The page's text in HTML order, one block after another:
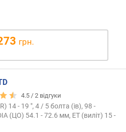
грн.
4.5 /2 відгуки
14 - 19 ", 4 / 5 болта (ів), 98 -
(ЦО) 54.1 - 72.6 мм, ET (виліт) 15 -